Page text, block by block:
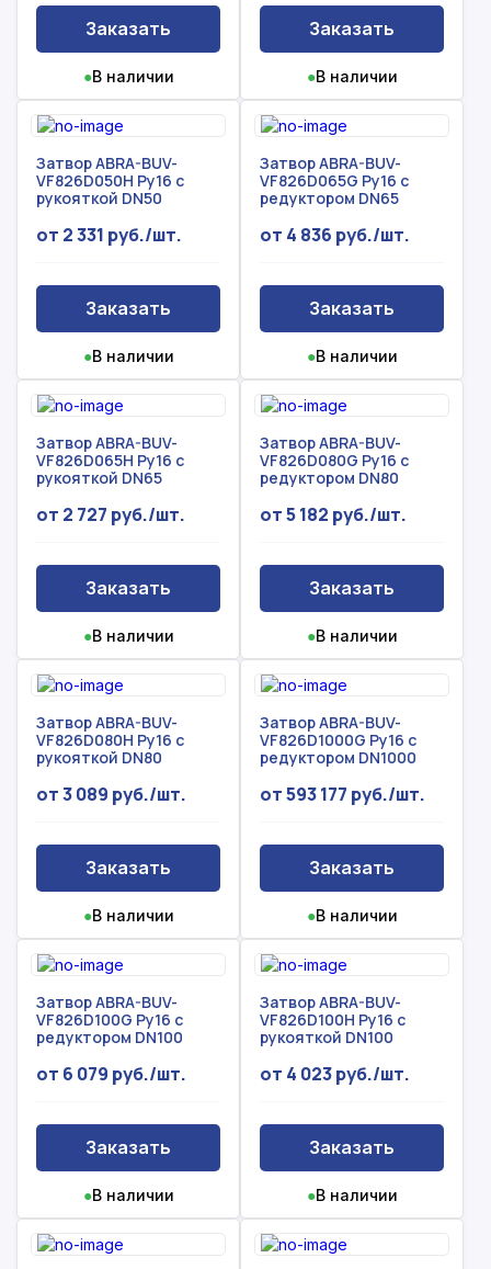
Заказать
●В наличии
Заказать
●В наличии
Затвор ABRA-BUV-
VF826D050H Ру16 с
рукояткой DN50
от 2 331 руб./шт.
Заказать
●В наличии
Затвор ABRA-BUV-
VF826D065G Ру16 с
редуктором DN65
от 4 836 руб./шт.
Заказать
●В наличии
Затвор ABRA-BUV-
VF826D065H Ру16 с
рукояткой DN65
от 2 727 руб./шт.
Заказать
●В наличии
Затвор ABRA-BUV-
VF826D080G Ру16 с
редуктором DN80
от 5 182 руб./шт.
Заказать
●В наличии
Затвор ABRA-BUV-
VF826D080H Ру16 с
рукояткой DN80
от 3 089 руб./шт.
Заказать
●В наличии
Затвор ABRA-BUV-
VF826D1000G Ру16 с
редуктором DN1000
от 593 177 руб./шт.
Заказать
●В наличии
Затвор ABRA-BUV-
VF826D100G Ру16 с
редуктором DN100
от 6 079 руб./шт.
Заказать
●В наличии
Затвор ABRA-BUV-
VF826D100H Ру16 с
рукояткой DN100
от 4 023 руб./шт.
Заказать
●В наличии